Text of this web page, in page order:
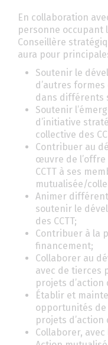
En collaboration
personne occupant
Conseillère
aura pour
Soutenir le
d’autres formes
dans différents
Soutenir
d’initiative
collective des
Contribuer au
œuvre de l’offre
CCTT à ses
mutualisée/
Animer
soutenir le
des CCTT;
Contribuer à la
financement;
Collaborer au
avec de tierces
projets d’action
Établir et
opportunités
projets d’action
Collaborer,